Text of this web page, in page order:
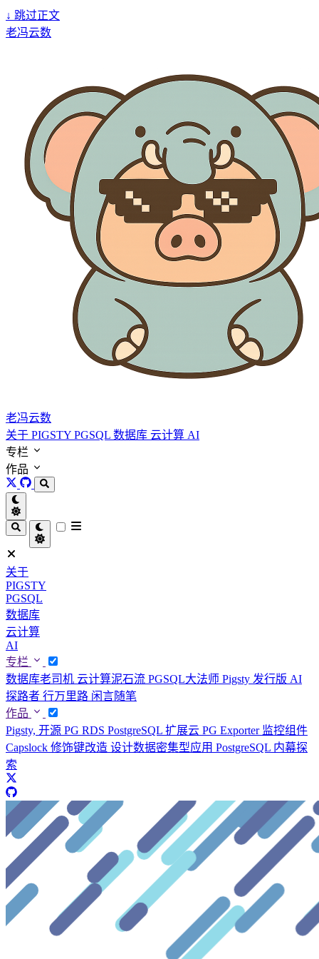
↓ 跳过正文
老冯云数
老冯云数
关于 PIGSTY PGSQL 数据库 云计算 AI
专栏
作品
关于
PIGSTY
PGSQL
数据库
云计算
AI
专栏
数据库老司机 云计算泥石流 PGSQL大法师 Pigsty 发行版 AI
探路者 行万里路 闲言随笔
作品
Pigsty, 开源 PG RDS PostgreSQL 扩展云 PG Exporter 监控组件
Capslock 修饰键改造 设计数据密集型应用 PostgreSQL 内幕探
索